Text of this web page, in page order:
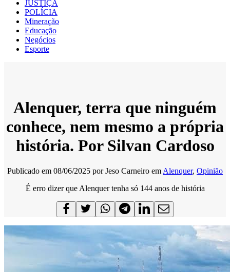
JUSTIÇA
POLÍCIA
Mineração
Educação
Negócios
Esporte
Alenquer, terra que ninguém
conhece, nem mesmo a própria
história. Por Silvan Cardoso
Publicado em 08/06/2025 porJeso Carneiro em Alenquer, Opinião
É erro dizer que Alenquer tenha só 144 anos de história